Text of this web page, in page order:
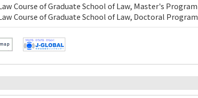
Course of Graduate School of Law, Master's Program
Course of Graduate School of Law, Doctoral Program